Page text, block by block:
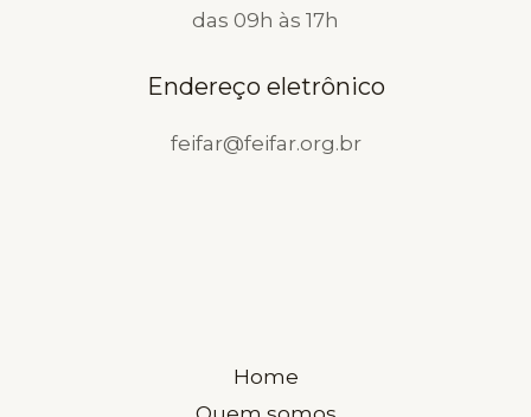
das 09h às 17h
Endereço eletrônico
feifar@feifar.org.br
Home